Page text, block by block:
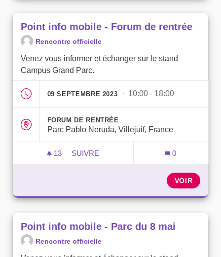
Point info mobile - Forum de rentrée
Rencontre officielle
Venez vous informer et échanger sur le stand
Campus Grand Parc.
09 SEPTEMBRE 2023 · 10:00 - 18:00
FORUM DE RENTRÉE
Parc Pablo Neruda, Villejuif, France
13 13 ABONNÉS
SUIVRE
0
VOIR
Point info mobile - Parc du 8 mai
Rencontre officielle